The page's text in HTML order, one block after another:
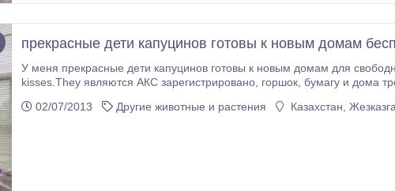
прекрасные дети капуцинов готовы к новым домам
У меня прекрасные дети капуцинов готовы к новым домам для
kisses.They являются АКС зарегистрировано, горшок, бумагу и дома тренировался и имеет все их выстрелы, здоровье и
02/07/2013
Другие животные и растения Казахстан,